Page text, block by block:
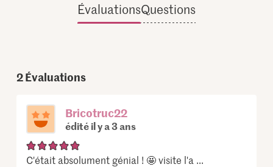
ÉvaluationsQuestions
2Évaluations
Bricotruc22
édité il y a 3 ans
C'était absolument génial ! 🤩 visite l'a ...